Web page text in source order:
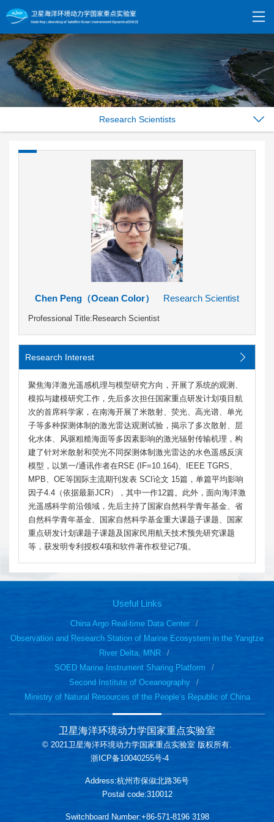
Research Scientists
Chen Peng（Ocean Color） Research Scientist
Professional Title:Research Scientist
Research Interest
聚焦海洋激光遥感机理与模型研究方向，开展了系统的观测、
模拟与建模研究工作，先后多次担任国家重点研发计划项目航
次的首席科学家，在南海开展了米散射、荧光、高光谱、单光
子等多种探测体制的激光雷达观测试验，揭示了多次散射、层
化水体、风驱粗糙海面等多因素影响的激光辐射传输机理，构
建了针对米散射和荧光不同探测体制激光雷达的水色遥感反演
模型，以第一/通讯作者在RSE (IF=10.164)、IEEE TGRS、
MPB、OE等国际主流期刊发表 SCI论文 15篇，单篇平均影响
因子4.4（依据最新JCR），其中一作12篇。此外，面向海洋激
光遥感科学前沿领域，先后主持了国家自然科学青年基金、省
自然科学青年基金、国家自然科学基金重大课题子课题、国家
重点研发计划课题子课题及国家民用航天技术预先研究课题
等，获发明专利授权4项和软件著作权登记7项。
Useful Links
China Argo Real-time Data Center
Observation and Research Station of Marine Ecosystem in the Yangtze
River Delta, MNR
SOED Marine Instrument Sharing Platform
Second Institute of Oceanography
Ministry of Natural Resources of the People’s Republic of China
卫星海洋环境动力学国家重点实验室
© 2021卫星海洋环境动力学国家重点实验室 版权所有.
浙ICP备10040255号-4
Address:杭州市保俶北路36号
Postal code:310012
Switchboard Number:+86-571-8196 3198